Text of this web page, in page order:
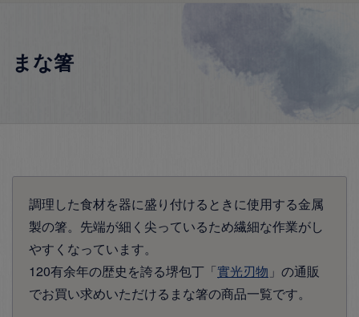
まな箸
調理した食材を器に盛り付けるときに使用する金属
製の箸。先端が細く尖っているため繊細な作業がし
やすくなっています。
120有余年の歴史を誇る堺包丁「實光刃物 」の通販
でお買い求めいただけるまな箸の商品一覧です。